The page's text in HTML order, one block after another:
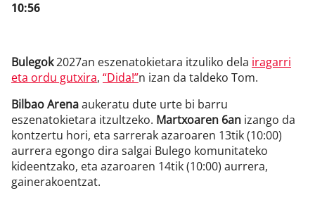
10:56
Bulegok2027an eszenatokietara itzuliko dela iragarri
eta ordu gutxira, “Dida!”n izan da taldeko Tom.
Bilbao Arenaaukeratu dute urte bi barru
eszenatokietara itzultzeko. Martxoaren 6an izango da
kontzertu hori, eta sarrerak azaroaren 13tik (10:00)
aurrera egongo dira salgai Bulego komunitateko
kideentzako, eta azaroaren 14tik (10:00) aurrera,
gainerakoentzat.